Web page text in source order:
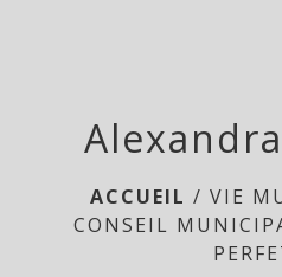
ACCUEIL / VIE
CONSEIL